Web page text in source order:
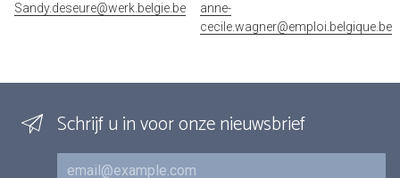
Sandy.deseure@werk.belgie.be
anne-
cecile.wagner@emploi.belgique.be
Schrijf u in voor onze nieuwsbrief
E-mail